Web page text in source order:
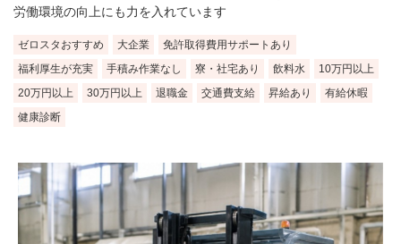
労働環境の向上にも力を入れています
ゼロスタおすすめ 大企業
免許取得費用サポートあり
福利厚生が充実
手積み作業なし 寮・社宅あり 飲料水
10万円以上
20万円以上
30万円以上 退職金 交通費支給 昇給あり
有給休暇
健康診断